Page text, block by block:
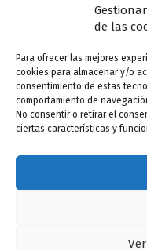
de las
Para ofrecer las mejores
cookies para almacenar y/o
consentimiento de estas
comportamiento de
No consentir o retirar el
ciertas características y